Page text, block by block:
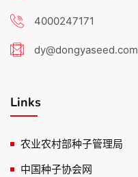
4000247171
dy@dongyaseed.com
Links
农业农村部种子管理局
中国种子协会网